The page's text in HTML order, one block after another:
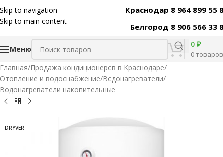
Skip to navigation
Skip to main content
Краснодар 8 964 899 55
Белгород 8 906 566 33
Меню
0товаров
0 ₽
Главная/Продажа кондиционеров в Краснодаре/
Отопление и водоснабжение/Водонагреватели/
Водонагреватели накопительные
Код товара:30476
DRYVER